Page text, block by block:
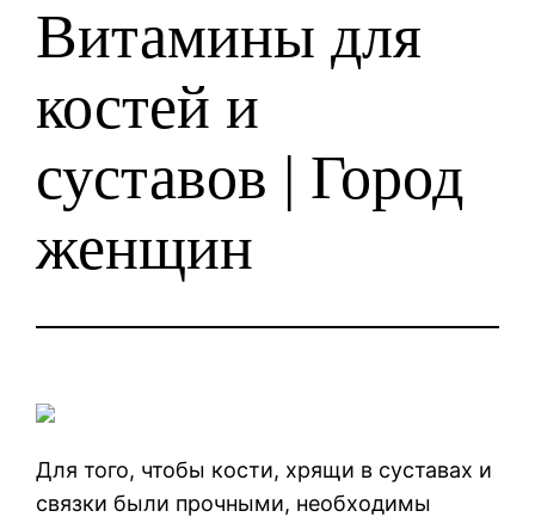
Витамины для
костей и
суставов | Город
женщин
Для того, чтобы кости, хрящи в суставах и
связки были прочными, необходимы